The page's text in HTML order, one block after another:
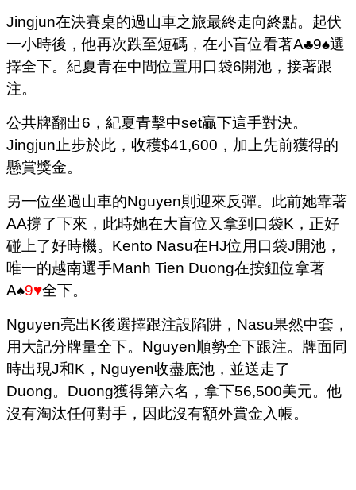
Jingjun在決賽桌的過山車之旅最終走向終點。起伏
一小時後，他再次跌至短碼，在小盲位看著A♣9♠選
擇全下。紀夏青在中間位置用口袋6開池，接著跟
注。
公共牌翻出6，紀夏青擊中set贏下這手對決。
Jingjun止步於此，收穫$41,600，加上先前獲得的
懸賞獎金。
另一位坐過山車的Nguyen則迎來反彈。此前她靠著
AA撐了下來，此時她在大盲位又拿到口袋K，正好
碰上了好時機。Kento Nasu在HJ位用口袋J開池，
唯一的越南選手Manh Tien Duong在按鈕位拿著
A♠9♥全下。
Nguyen亮出K後選擇跟注設陷阱，Nasu果然中套，
用大記分牌量全下。Nguyen順勢全下跟注。牌面同
時出現J和K，Nguyen收盡底池，並送走了
Duong。Duong獲得第六名，拿下56,500美元。他
沒有淘汰任何對手，因此沒有額外賞金入帳。